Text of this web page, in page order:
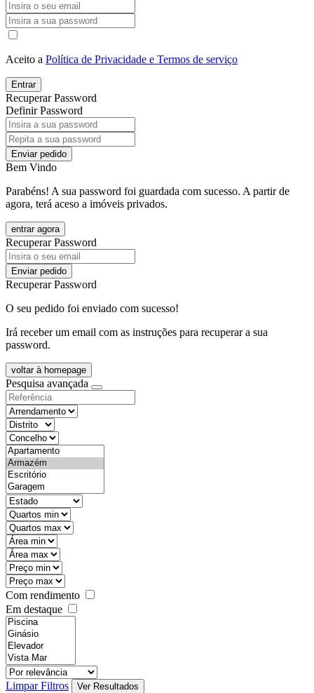
Aceito a Política de Privacidade e Termos de serviço
Entrar
Recuperar Password
Definir Password
Enviar pedido
Bem Vindo
Parabéns! A sua password foi guardada com sucesso. A partir de
agora, terá aceso a imóveis privados.
entrar agora
Recuperar Password
Enviar pedido
Recuperar Password
O seu pedido foi enviado com sucesso!
Irá receber um email com as instruções para recuperar a sua
password.
voltar à homepage
Pesquisa avançada
Com rendimento
Em destaque
Limpar Filtros Ver Resultados